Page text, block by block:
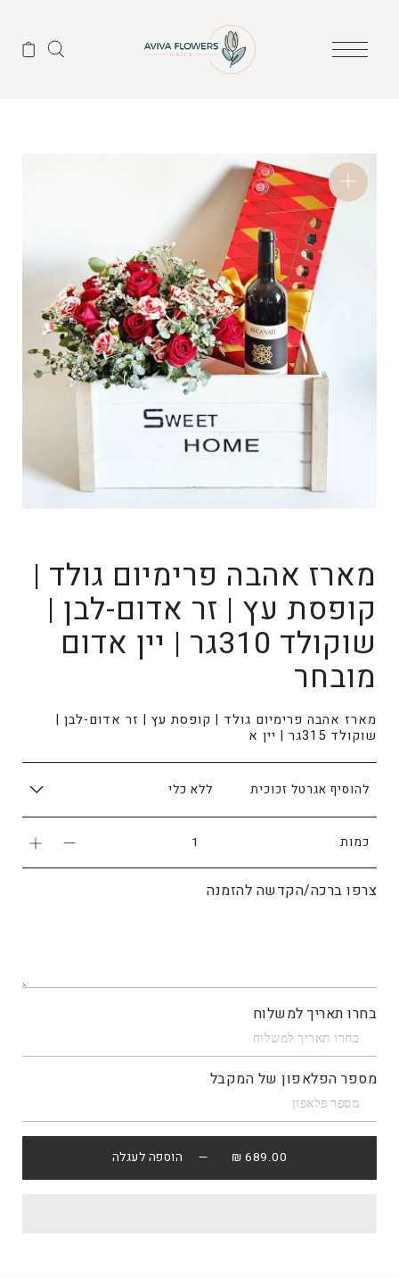
מארז אהבה פרימיום גולד |
קופסת עץ | זר אדום-לבן |
שוקולד 310גר | יין אדום
מובחר
מארז אהבה פרימיום גולד | קופסת עץ | זר אדום-לבן |
שוקולד 315גר | יין א
להוסיף אגרטל זכוכית
כמות
צרפו ברכה/הקדשה להזמנה
בחרו תאריך למשלוח
מספר הפלאפון של המקבל
689.00 ₪ — הוספה לעגלה